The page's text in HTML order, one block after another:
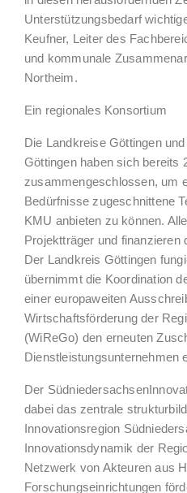
Unterstützungsbedarf
Keufner, Leiter des
und kommunale
Northeim.
Ein regionales Konsortium
Die Landkreise Göttingen
Göttingen haben sich bereits
zusammengeschlossen, um
Bedürfnisse zugeschnittene
KMU anbieten zu können.
Projektträger und finanzieren
Der Landkreis Göttingen
übernimmt die Koordination
einer europaweiten
Wirtschaftsförderung der
(WiReGo) den erneuten
Dienstleistungsunternehmen
Der
dabei das zentrale
Innovationsregion
Innovationsdynamik der
Netzwerk von Akteuren aus
Forschungseinrichtungen